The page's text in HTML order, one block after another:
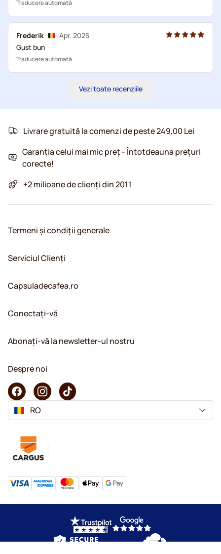
Traducere automată
Frederik
Apr. 2025
Gust bun
Traducere automată
Vezi toate recenziile
Livrare gratuită la comenzi de peste 249,00 Lei
Garanția celui mai mic preț - Întotdeauna prețuri
corecte!
+2 milioane de clienți din 2011
Termeni și condiții generale
Serviciul Clienți
Capsuladecafea.ro
Conectați-vă
Abonați-vă la newsletter-ul nostru
Despre noi
RO